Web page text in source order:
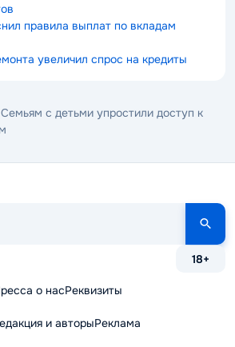
правила выплат по вкладам
увеличил спрос на кредиты
с детьми упростили доступ к
18+
о насРеквизиты
и авторыРеклама